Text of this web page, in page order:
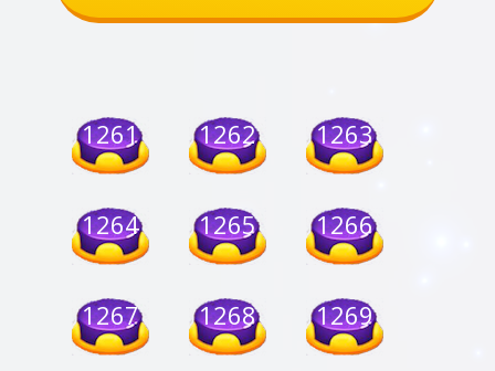
1261 1262 1263
1264 1265 1266
1267 1268 1269